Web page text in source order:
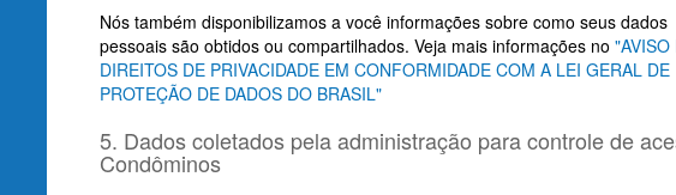
Nós também disponibilizamos a você informações sobre como seus dados
pessoais são obtidos ou compartilhados. Veja mais informações no "AVISO
DIREITOS DE PRIVACIDADE EM CONFORMIDADE COM A LEI GERAL DE
PROTEÇÃO DE DADOS DO BRASIL"
5. Dados coletados pela administração para controle de
Condôminos